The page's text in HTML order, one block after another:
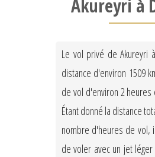
Akureyri à
Le vol privé de Akureyri
distance d'environ 1509
de vol d'environ 2 heures
Étant donné la distance
nombre d'heures de vol,
de voler avec un jet léger